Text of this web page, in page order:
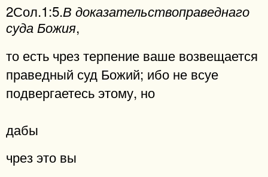
2Сол.1:5.В доказательствоправеднаго
суда Божия,
то есть чрез терпение ваше возвещается
праведный суд Божий; ибо не всуе
подвергаетесь этому, но
дабы
чрез это вы